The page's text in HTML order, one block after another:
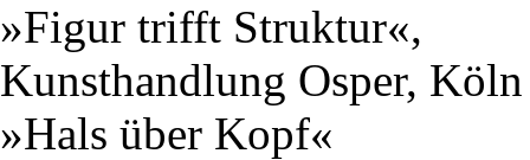
»Figur trifft Struktur«,
Kunsthandlung Osper, Köln
»Hals über Kopf«